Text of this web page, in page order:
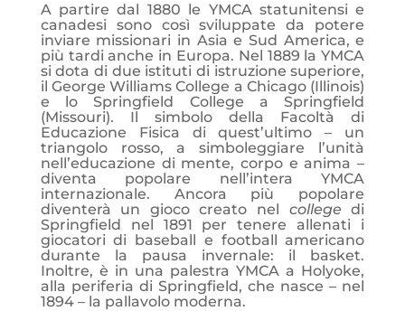
A partire dal 1880 le YMCA statunitensi e
canadesi sono così sviluppate da potere
inviare missionari in Asia e Sud America, e
più tardi anche in Europa. Nel 1889 la YMCA
si dota di due istituti di istruzione superiore,
il George Williams College a Chicago (Illinois)
e lo Springfield College a Springfield
(Missouri). Il simbolo della Facoltà di
Educazione Fisica di quest’ultimo – un
triangolo rosso, a simboleggiare l’unità
nell’educazione di mente, corpo e anima –
diventa popolare nell’intera YMCA
internazionale. Ancora più popolare
diventerà un gioco creato nel collegedi
Springfield nel 1891 per tenere allenati i
giocatori di baseball e football americano
durante la pausa invernale: il basket.
Inoltre, è in una palestra YMCA a Holyoke,
alla periferia di Springfield, che nasce – nel
1894 – la pallavolo moderna.